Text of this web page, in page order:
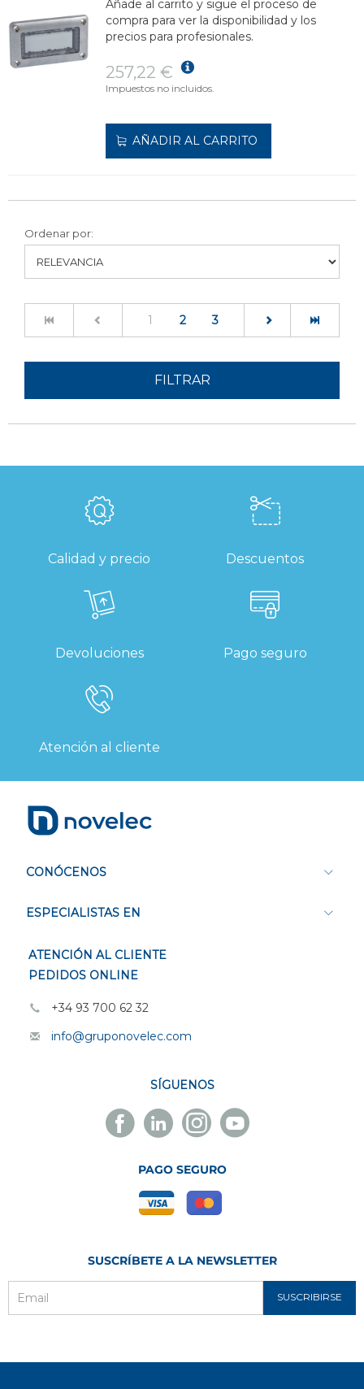
Añade al carrito y sigue el proceso de
compra para ver la disponibilidad y los
precios para profesionales.
257,22 €
Impuestos no incluidos.
AÑADIR AL CARRITO
Ordenar por:
1 (current)
2 3
FILTRAR
Calidad y precio Descuentos
Devoluciones Pago seguro
Atención al cliente
CONÓCENOS
ESPECIALISTAS EN
ATENCIÓN AL CLIENTE
PEDIDOS ONLINE
+34 93 700 62 32
info@gruponovelec.com
SÍGUENOS
Facebook
Novelec
Linkedin
Novelec
Instagram
Novelec
Youtube
Novelec
PAGO SEGURO
SUSCRÍBETE A LA NEWSLETTER
SUSCRIBIRSE